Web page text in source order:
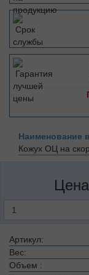
Наименование
Кожух ОЦ на
Артикул:
Вес:
Объем :